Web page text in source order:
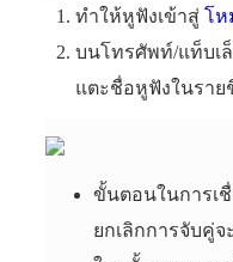
ทำให้หูฟังเข้าสู่โห
บนโทรศัพท์/แท็บเ
แตะชื่อหูฟังในรา
ขั้นตอนในการเ
ยกเลิกการจับคู่